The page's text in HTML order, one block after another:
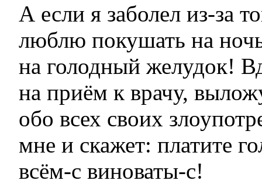
А если я заболел из-за
люблю покушать на
на голодный желудок!
на приём к врачу,
обо всех своих
мне и скажет: платите
всём-с виноваты-с!